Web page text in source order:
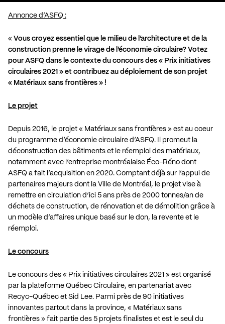
Annonce d’ASFQ :
« Vous croyez essentiel que le milieu de l’architecture et de la
construction prenne le virage de l’économie circulaire? Votez
pour ASFQ dans le contexte du concours des « Prix initiatives
circulaires 2021 » et contribuez au déploiement de son projet
« Matériaux sans frontières » !
Le projet
Depuis 2016, le projet « Matériaux sans frontières » est au coeur
du programme d’économie circulaire d’ASFQ. Il promeut la
déconstruction des bâtiments et le réemploi des matériaux,
notamment avec l’entreprise montréalaise Éco-Réno dont
ASFQ a fait l’acquisition en 2020. Comptant déjà sur l’appui de
partenaires majeurs dont la Ville de Montréal, le projet vise à
remettre en circulation d’ici 5 ans près de 2000 tonnes/an de
déchets de construction, de rénovation et de démolition grâce à
un modèle d’affaires unique basé sur le don, la revente et le
réemploi.
Le concours
Le concours des « Prix initiatives circulaires 2021 » est organisé
par la plateforme Québec Circulaire, en partenariat avec
Recyc-Québec et Sid Lee. Parmi près de 90 initiatives
innovantes partout dans la province, « Matériaux sans
frontières » fait partie des 5 projets finalistes et est le seul du